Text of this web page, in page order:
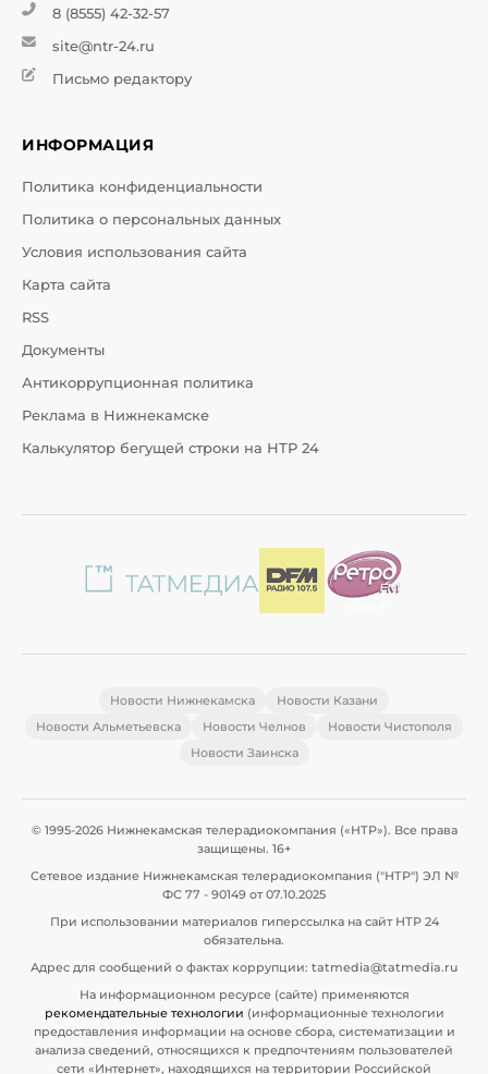
8 (8555) 42-32-57
site@ntr-24.ru
Письмо редактору
ИНФОРМАЦИЯ
Политика конфиденциальности
Политика о персональных данных
Условия использования сайта
Карта сайта
RSS
Документы
Антикоррупционная политика
Реклама в Нижнекамске
Калькулятор бегущей строки на НТР 24
Новости Нижнекамска
Новости Казани
Новости Альметьевска
Новости Челнов
Новости Чистополя
Новости Заинска
© 1995-2026 Нижнекамская телерадиокомпания («НТР»). Все права
защищены. 16+
Сетевое издание Нижнекамская телерадиокомпания ("НТР") ЭЛ №
ФС 77 - 90149 от 07.10.2025
При использовании материалов гиперссылка на сайт НТР 24
обязательна.
Адрес для сообщений о фактах коррупции: tatmedia@tatmedia.ru
На информационном ресурсе (сайте) применяются
рекомендательные технологии (информационные технологии
предоставления информации на основе сбора, систематизации и
анализа сведений, относящихся к предпочтениям пользователей
сети «Интернет», находящихся на территории Российской